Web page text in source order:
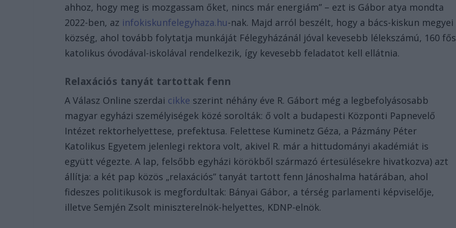
ahhoz, hogy meg is mozgassam őket, nincs már energiám” – ezt is Gábor atya mondta
2022-ben, az infokiskunfelegyhaza.hu-nak. Majd arról beszélt, hogy a bács-kiskun megyei
község, ahol tovább folytatja munkáját Félegyházánál jóval kevesebb lélekszámú, 160 fős
katolikus óvodával-iskolával rendelkezik, így kevesebb feladatot kell ellátnia.
Relaxációs tanyát tartottak fenn
A Válasz Online szerdai cikke szerint néhány éve R. Gábort még a legbefolyásosabb
magyar egyházi személyiségek közé sorolták: ő volt a budapesti Központi Papnevelő
Intézet rektorhelyettese, prefektusa. Felettese Kuminetz Géza, a Pázmány Péter
Katolikus Egyetem jelenlegi rektora volt, akivel R. már a hittudományi akadémiát is
együtt végezte. A lap, felsőbb egyházi körökből származó értesülésekre hivatkozva) azt
állítja: a két pap közös „relaxációs” tanyát tartott fenn Jánoshalma határában, ahol
fideszes politikusok is megfordultak: Bányai Gábor, a térség parlamenti képviselője,
illetve Semjén Zsolt miniszterelnök-helyettes, KDNP-elnök.